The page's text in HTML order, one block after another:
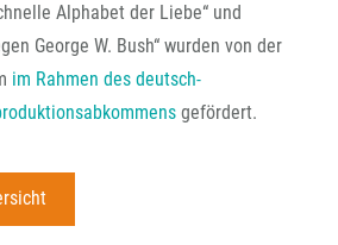
Alphabet der Liebe“ und
George W. Bush“ wurden von der
im Rahmen des deutsch-
gefördert.